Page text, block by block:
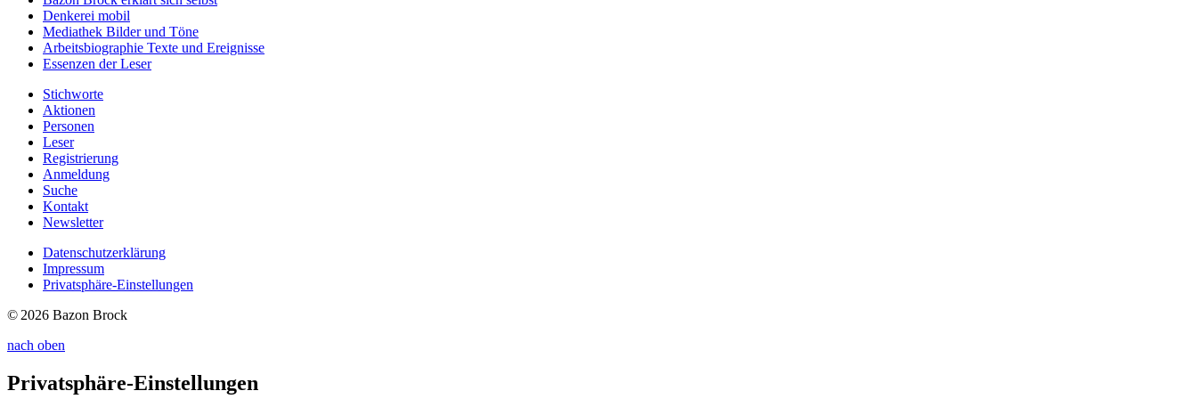
Denkerei mobil
Mediathek Bilder und Töne
Arbeitsbiographie Texte und Ereignisse
Essenzen der Leser
Stichworte
Aktionen
Personen
Leser
Registrierung
Anmeldung
Suche
Kontakt
Newsletter
Datenschutzerklärung
Impressum
Privatsphäre-Einstellungen
© 2026 Bazon Brock
nach oben
Privatsphäre-Einstellungen